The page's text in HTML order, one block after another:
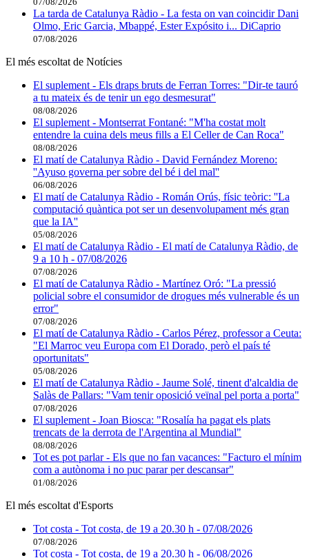
La tarda de Catalunya Ràdio - La festa on van coincidir Dani
Olmo, Eric Garcia, Mbappé, Ester Expósito i... DiCaprio
07/08/2026
El més escoltat de Notícies
El suplement - Els draps bruts de Ferran Torres: "Dir-te tauró
a tu mateix és de tenir un ego desmesurat"
08/08/2026
El suplement - Montserrat Fontané: "M'ha costat molt
entendre la cuina dels meus fills a El Celler de Can Roca"
08/08/2026
El matí de Catalunya Ràdio - David Fernández Moreno:
''Ayuso governa per sobre del bé i del mal''
06/08/2026
El matí de Catalunya Ràdio - Román Orús, físic teòric: ''La
computació quàntica pot ser un desenvolupament més gran
que la IA''
05/08/2026
El matí de Catalunya Ràdio - El matí de Catalunya Ràdio, de
9 a 10 h - 07/08/2026
07/08/2026
El matí de Catalunya Ràdio - Martínez Oró: "La pressió
policial sobre el consumidor de drogues més vulnerable és un
error"
07/08/2026
El matí de Catalunya Ràdio - Carlos Pérez, professor a Ceuta:
"El Marroc veu Europa com El Dorado, però el país té
oportunitats"
05/08/2026
El matí de Catalunya Ràdio - Jaume Solé, tinent d'alcaldia de
Salàs de Pallars: "Vam tenir oposició veïnal pel porta a porta"
07/08/2026
El suplement - Joan Biosca: "Rosalía ha pagat els plats
trencats de la derrota de l'Argentina al Mundial"
08/08/2026
Tot es pot parlar - Els que no fan vacances: "Facturo el mínim
com a autònoma i no puc parar per descansar"
01/08/2026
El més escoltat d'Esports
Tot costa - Tot costa, de 19 a 20.30 h - 07/08/2026
07/08/2026
Tot costa - Tot costa, de 19 a 20.30 h - 06/08/2026